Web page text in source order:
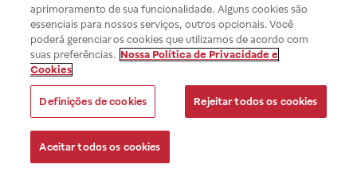
aprimoramento de sua funcionalidade. Alguns cookies são
essenciais para nossos serviços, outros opcionais. Você
poderá gerenciar os cookies que utilizamos de acordo com
suas preferências. Nossa Política de Privacidade e
Cookies
Definições de cookies Rejeitar todos os cookies
Aceitar todos os cookies